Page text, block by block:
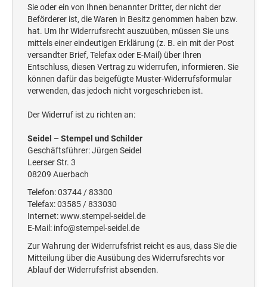
Sie oder ein von Ihnen benannter Dritter, der nicht der
Beförderer ist, die Waren in Besitz genommen haben bzw.
hat. Um Ihr Widerrufsrecht auszuüben, müssen Sie uns
mittels einer eindeutigen Erklärung (z. B. ein mit der Post
versandter Brief, Telefax oder E-Mail) über Ihren
Entschluss, diesen Vertrag zu widerrufen, informieren. Sie
können dafür das beigefügte Muster-Widerrufsformular
verwenden, das jedoch nicht vorgeschrieben ist.
Der Widerruf ist zu richten an:
Seidel – Stempel und Schilder
Geschäftsführer: Jürgen Seidel
Leerser Str. 3
08209 Auerbach
Telefon: 03744 / 83300
Telefax: 03585 / 833030
Internet: www.stempel-seidel.de
E-Mail: info@stempel-seidel.de
Zur Wahrung der Widerrufsfrist reicht es aus, dass Sie die
Mitteilung über die Ausübung des Widerrufsrechts vor
Ablauf der Widerrufsfrist absenden.